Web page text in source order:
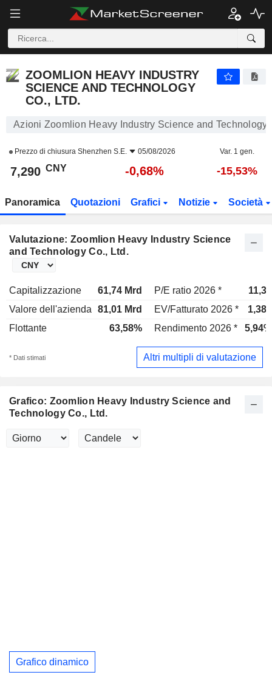
ZOOMLION HEAVY INDUSTRY
SCIENCE AND TECHNOLOGY
CO., LTD.
Azioni Zoomlion Heavy Industry Science and Technology
Prezzo di chiusura Shenzhen S.E. 05/08/2026 Var. 1 gen.
7,290 CNY -0,68% -15,53%
Panoramica Quotazioni Grafici Notizie Società
Valutazione: Zoomlion Heavy Industry Science
and Technology Co., Ltd.
Capitalizzazione 61,74 Mrd P/E ratio 2026 *
11,3x
Valore dell'azienda
81,01 Mrd EV/Fatturato 2026 *
1,38x
Flottante
63,58% Rendimento 2026 * 5,94%
* Dati stimati Altri multipli di valutazione
Grafico: Zoomlion Heavy Industry Science and
Technology Co., Ltd.
Grafico dinamico